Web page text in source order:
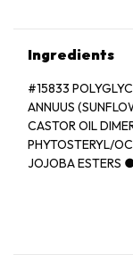
Ingredients
#15833
ANNUUS
CASTOR OIL
PHYTOSTERYL/
JOJOBA ESTERS
(CANDELILLA)